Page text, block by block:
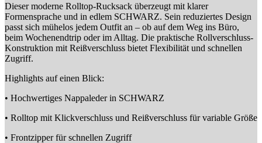
Dieser moderne Rolltop-Rucksack überzeugt mit klarer
Formensprache und in edlem SCHWARZ. Sein reduziertes Design
passt sich mühelos jedem Outfit an – ob auf dem Weg ins Büro,
beim Wochenendtrip oder im Alltag. Die praktische Rollverschluss-
Konstruktion mit Reißverschluss bietet Flexibilität und schnellen
Zugriff.
Highlights auf einen Blick:
• Hochwertiges Nappaleder in SCHWARZ
• Rolltop mit Klickverschluss und Reißverschluss für variable Größe
• Frontzipper für schnellen Zugriff